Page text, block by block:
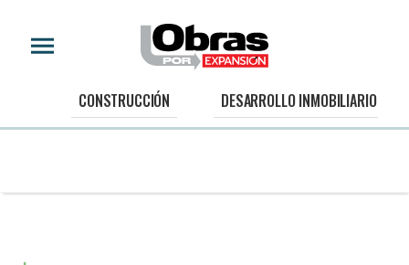
CONSTRUCCIÓN DESARROLLO INMOBILIARIO